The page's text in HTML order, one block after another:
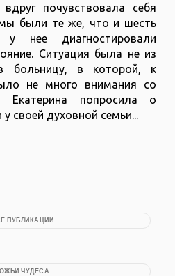
почувствовала себя
были те же, что и шесть
нее диагностировали
Ситуация была не из
больницу, в которой, к
не много внимания со
Екатерина попросила о
своей духовной семьи...
ПУБЛИКАЦИИ
ЧУДЕСА